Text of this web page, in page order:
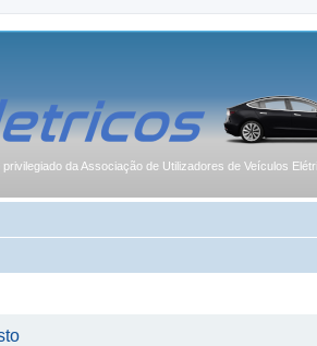
da Associação de Utilizadores de Veículos